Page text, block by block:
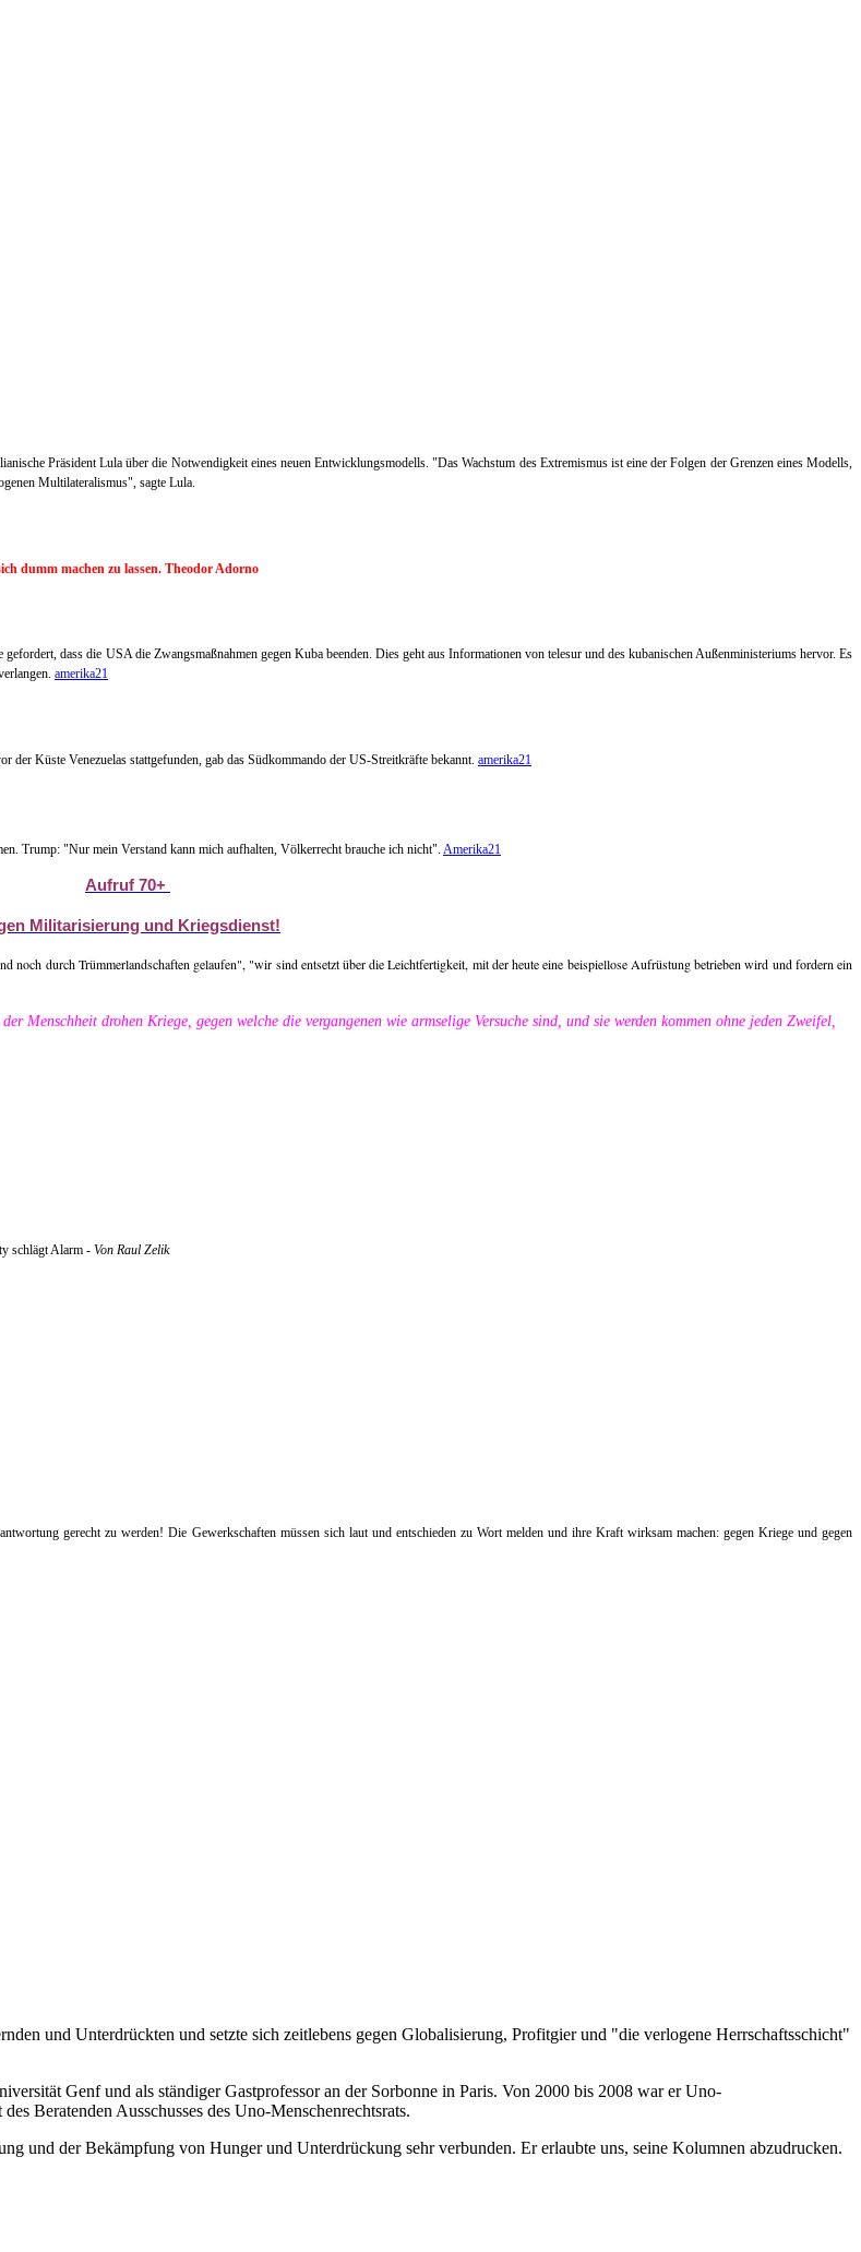
Präsident Lula über die Notwendigkeit eines neuen Entwicklungsmodells. "Das Wachstum des Extremismus ist eine der Folgen der Grenzen eines Modells,
Multilateralismus", sagte Lula.
dumm machen zu lassen. Theodor Adorno
dass die USA die Zwangsmaßnahmen gegen Kuba beenden. Dies geht aus Informationen von telesur und des kubanischen Außenministeriums hervor. Es
amerika21
der Küste Venezuelas stattgefunden, gab das Südkommando der US-Streitkräfte bekannt. amerika21
Trump: "Nur mein Verstand kann mich aufhalten, Völkerrecht brauche ich nicht". Amerika21
Aufruf 70+
Militarisierung und Kriegsdienst!
durch Trümmerlandschaften gelaufen", "wir sind entsetzt über die Leichtfertigkeit, mit der heute eine beispiellose Aufrüstung betrieben wird und fordern ein
Menschheit drohen Kriege, gegen welche die vergangenen wie armselige Versuche sind, und sie werden kommen ohne jeden Zweifel,
schlägt Alarm - Von Raul Zelik
gerecht zu werden! Die Gewerkschaften müssen sich laut und entschieden zu Wort melden und ihre Kraft wirksam machen: gegen Kriege und gegen
und Unterdrückten und setzte sich zeitlebens gegen Globalisierung, Profitgier und "die verlogene Herrschaftsschicht"
Genf und als ständiger Gastprofessor an der Sorbonne in Paris. Von 2000 bis 2008 war er Uno-
Beratenden Ausschusses des Uno-Menschenrechtsrats.
und der Bekämpfung von Hunger und Unterdrückung sehr verbunden. Er erlaubte uns, seine Kolumnen abzudrucken.